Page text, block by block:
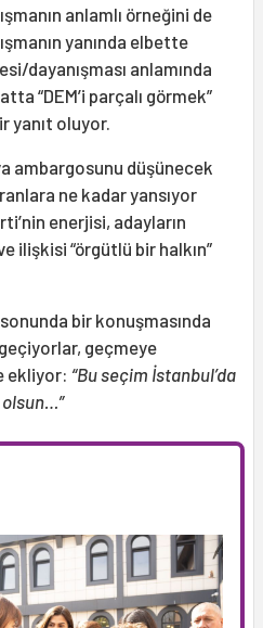
anlamlı örneğini de
yanında elbette
dayanışması anlamında
“DEM’i parçalı görmek”
yanıt oluyor.
ambargosunu düşünecek
ne kadar yansıyor
enerjisi, adayların
ilişkisi “örgütlü bir halkın”
bir konuşmasında
geçmeye
ekliyor: “Bu seçim İstanbul’da
olsun…”